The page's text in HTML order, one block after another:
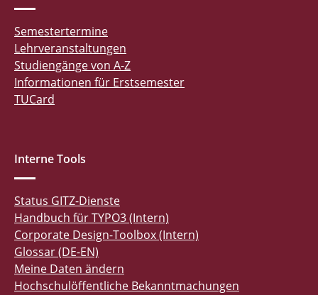
Semestertermine
Lehrveranstaltungen
Studiengänge von A-Z
Informationen für Erstsemester
TUCard
Interne Tools
Status GITZ-Dienste
Handbuch für TYPO3 (Intern)
Corporate Design-Toolbox (Intern)
Glossar (DE-EN)
Meine Daten ändern
Hochschulöffentliche Bekanntmachungen